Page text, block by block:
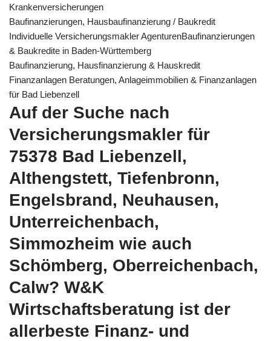
Krankenversicherungen
Baufinanzierungen, Hausbaufinanzierung / Baukredit
Individuelle Versicherungsmakler AgenturenBaufinanzierungen
& Baukredite in Baden-Württemberg
Baufinanzierung, Hausfinanzierung & Hauskredit
Finanzanlagen Beratungen, Anlageimmobilien & Finanzanlagen
für Bad Liebenzell
Auf der Suche nach
Versicherungsmakler für
75378 Bad Liebenzell,
Althengstett, Tiefenbronn,
Engelsbrand, Neuhausen,
Unterreichenbach,
Simmozheim wie auch
Schömberg, Oberreichenbach,
Calw? W&K
Wirtschaftsberatung ist der
allerbeste Finanz- und